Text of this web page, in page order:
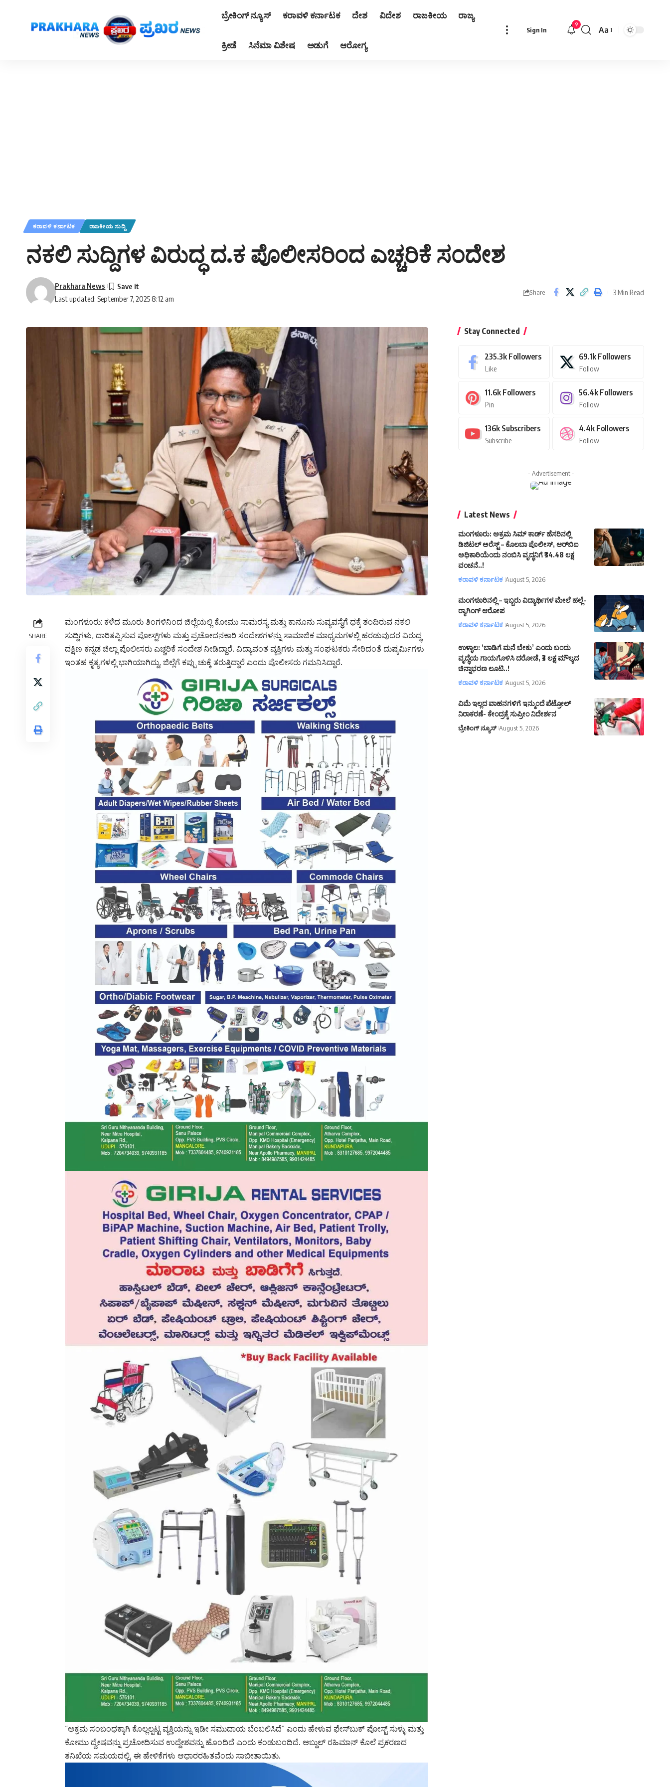
ಬ್ರೇಕಿಂಗ್ ನ್ಯೂಸ್ ಕರಾವಳಿ ಕರ್ನಾಟಕ ದೇಶ ವಿದೇಶ ರಾಜಕೀಯ ರಾಜ್ಯ
ಕ್ರೀಡೆ ಸಿನೆಮಾ ವಿಶೇಷ ಅಡುಗೆ ಆರೋಗ್ಯ
Sign In
9
Font
Aa
ಕರಾವಳಿ ಕರ್ನಾಟಕ ರಾಜಕೀಯ ಸುದ್ದಿ
ನಕಲಿ ಸುದ್ದಿಗಳ ವಿರುದ್ಧ ದ.ಕ ಪೊಲೀಸರಿಂದ ಎಚ್ಚರಿಕೆ ಸಂದೇಶ
Last updated: September 7, 2025 8:12 am
Prakhara News
Share 3 Min Read
SHARE
ಮಂಗಳೂರು: ಕಳೆದ ಮೂರು ತಿಂಗಳಿನಿಂದ ಜಿಲ್ಲೆಯಲ್ಲಿ ಕೋಮು ಸಾಮರಸ್ಯ ಮತ್ತು ಕಾನೂನು ಸುವ್ಯವಸ್ಥೆಗೆ ಧಕ್ಕೆ ತಂದಿರುವ ನಕಲಿ
ಸುದ್ದಿಗಳು, ದಾರಿತಪ್ಪಿಸುವ ಪೋಸ್ಟ್‌ಗಳು ಮತ್ತು ಪ್ರಚೋದನಕಾರಿ ಸಂದೇಶಗಳನ್ನು ಸಾಮಾಜಿಕ ಮಾಧ್ಯಮಗಳಲ್ಲಿ ಹರಡುವುದರ ವಿರುದ್ಧ
ದಕ್ಷಿಣ ಕನ್ನಡ ಜಿಲ್ಲಾ ಪೊಲೀಸರು ಎಚ್ಚರಿಕೆ ಸಂದೇಶ ನೀಡಿದ್ದಾರೆ. ವಿದ್ಯಾವಂತ ವ್ಯಕ್ತಿಗಳು ಮತ್ತು ಸಂಘಟಕರು ಸೇರಿದಂತೆ ದುಷ್ಕರ್ಮಿಗಳು
ಇಂತಹ ಕೃತ್ಯಗಳಲ್ಲಿ ಭಾಗಿಯಾಗಿದ್ದು, ಜಿಲ್ಲೆಗೆ ಕಪ್ಪು ಚುಕ್ಕೆ ತರುತ್ತಿದ್ದಾರೆ ಎಂದು ಪೊಲೀಸರು ಗಮನಿಸಿದ್ದಾರೆ.
“ಅಕ್ರಮ ಸಂಬಂಧಕ್ಕಾಗಿ ಕೊಲ್ಲಲ್ಪಟ್ಟ ವ್ಯಕ್ತಿಯನ್ನು ಇಡೀ ಸಮುದಾಯ ಬೆಂಬಲಿಸಿದೆ” ಎಂದು ಹೇಳುವ ಫೇಸ್‌ಬುಕ್ ಪೋಸ್ಟ್ ಸುಳ್ಳು ಮತ್ತು
ಕೋಮು ದ್ವೇಷವನ್ನು ಪ್ರಚೋದಿಸುವ ಉದ್ದೇಶವನ್ನು ಹೊಂದಿದೆ ಎಂದು ಕಂಡುಬಂದಿದೆ. ಅಬ್ದುಲ್ ರಹಿಮಾನ್ ಕೊಲೆ ಪ್ರಕರಣದ
ತನಿಖೆಯ ಸಮಯದಲ್ಲಿ, ಈ ಹೇಳಿಕೆಗಳು ಆಧಾರರಹಿತವೆಂದು ಸಾಬೀತಾಯಿತು.
Stay Connected
235.3k Followers
Like
69.1k Followers
Follow
11.6k Followers
Pin
56.4k Followers
Follow
136k Subscribers
Subscribe
4.4k Followers
Follow
- Advertisement -
Latest News
ಮಂಗಳೂರು: ಅಕ್ರಮ ಸಿಮ್ ಕಾರ್ಡ್ ಹೆಸರಿನಲ್ಲಿ
ಡಿಜಿಟಲ್ ಅರೆಸ್ಟ್ – ಕೊಲಬಾ ಪೊಲೀಸ್, ಆರ್‌ಬಿಐ
ಅಧಿಕಾರಿಯೆಂದು ನಂಬಿಸಿ ವೃದ್ಧನಿಗೆ ₹34.48 ಲಕ್ಷ
ವಂಚನೆ..!
ಕರಾವಳಿ ಕರ್ನಾಟಕ August 5, 2026
ಮಂಗಳೂರಿನಲ್ಲಿ – ಇಬ್ಬರು ವಿದ್ಯಾರ್ಥಿಗಳ ಮೇಲೆ ಹಲ್ಲೆ-
ರ್‍ಯಾಗಿಂಗ್ ಆರೋಪ
ಕರಾವಳಿ ಕರ್ನಾಟಕ August 5, 2026
ಉಳ್ಳಾಲ: ‘ಬಾಡಿಗೆ ಮನೆ ಬೇಕು’ ಎಂದು ಬಂದು
ವೃದ್ಧೆಯ ಗಾಯಗೊಳಿಸಿ ದರೋಡೆ, ₹3 ಲಕ್ಷ ಮೌಲ್ಯದ
ಚಿನ್ನಾಭರಣ ಲೂಟಿ..!
ಕರಾವಳಿ ಕರ್ನಾಟಕ August 5, 2026
ವಿಮೆ ಇಲ್ಲದ ವಾಹನಗಳಿಗೆ ಇನ್ಮುಂದೆ ಪೆಟ್ರೋಲ್‌
ನಿರಾಕರಣೆ- ಕೇಂದ್ರಕ್ಕೆ ಸುಪ್ರೀಂ ನಿದೇರ್ಶನ
ಬ್ರೇಕಿಂಗ್ ನ್ಯೂಸ್ August 5, 2026